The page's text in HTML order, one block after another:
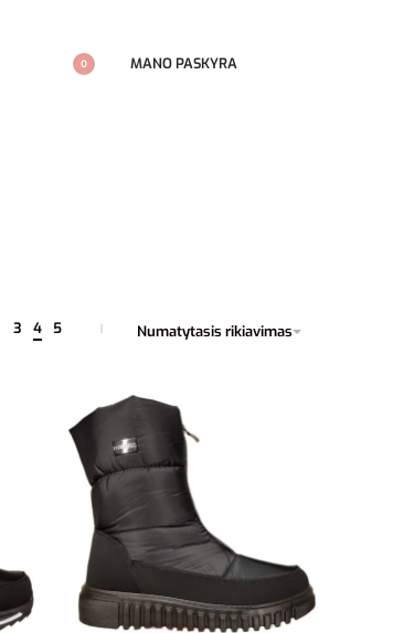
0 MANO PASKYRA
3 4 5 Numatytasis rikiavimas